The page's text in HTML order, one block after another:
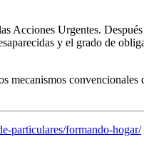
Urgentes.
y el grado de
particulares/formando-hogar/